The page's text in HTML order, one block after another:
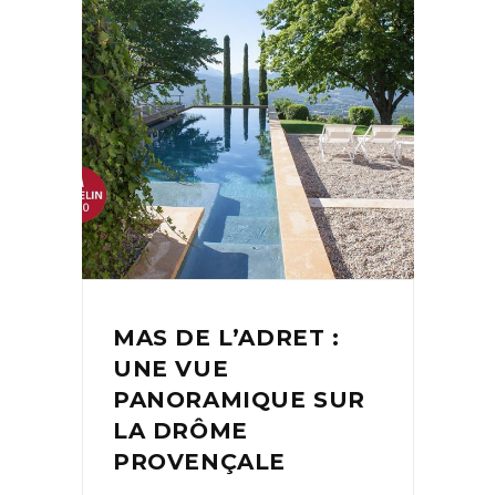
MAS DE L’ADRET :
UNE VUE
PANORAMIQUE SUR
LA DRÔME
PROVENÇALE